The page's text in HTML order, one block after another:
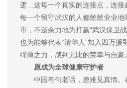
逻…这每一个真实的连接点，连接
每一个留守武汉的人都兢兢业业
市，不遗余力地为打赢“武汉保卫
也为能够代表“清华人”加入四万援
绵薄之力，感到无比的荣幸与自豪。
愿成为全球健康守护者
中国有句老话，患难见真情。